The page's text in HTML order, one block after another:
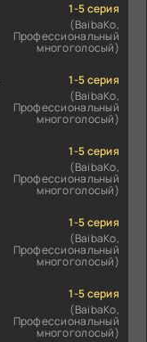
1-5 серия
(BaibaKo,
Профессиональный
многоголосый)
1-5 серия
(BaibaKo,
Профессиональный
многоголосый)
1-5 серия
(BaibaKo,
Профессиональный
многоголосый)
1-5 серия
(BaibaKo,
Профессиональный
многоголосый)
1-5 серия
(BaibaKo,
Профессиональный
многоголосый)